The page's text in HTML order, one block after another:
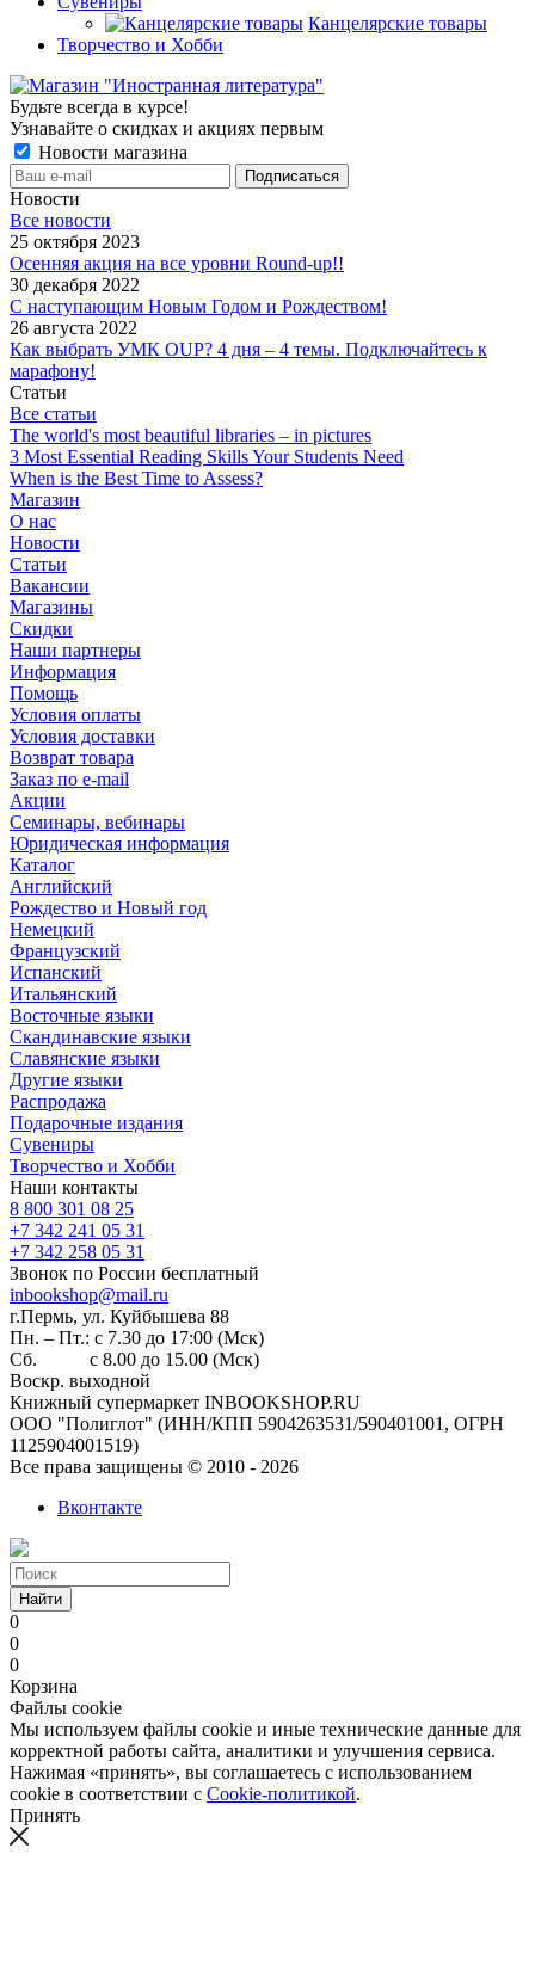
Канцелярские товары
Творчество и Хобби
Будьте всегда в курсе!
Узнавайте о скидках и акциях первым
Новости магазина
Новости
Все новости
25 октября 2023
Осенняя акция на все уровни Round-up!!
30 декабря 2022
С наступающим Новым Годом и Рождеством!
26 августа 2022
Как выбрать УМК OUP? 4 дня – 4 темы. Подключайтесь к
марафону!
Статьи
Все статьи
The world's most beautiful libraries – in pictures
3 Most Essential Reading Skills Your Students Need
When is the Best Time to Assess?
Магазин
О нас
Новости
Статьи
Вакансии
Магазины
Скидки
Наши партнеры
Информация
Помощь
Условия оплаты
Условия доставки
Возврат товара
Заказ по e-mail
Акции
Семинары, вебинары
Юридическая информация
Каталог
Английский
Рождество и Новый год
Немецкий
Французский
Испанский
Итальянский
Восточные языки
Скандинавские языки
Славянские языки
Другие языки
Распродажа
Подарочные издания
Сувениры
Творчество и Хобби
Наши контакты
8 800 301 08 25
+7 342 241 05 31
+7 342 258 05 31
Звонок по России бесплатный
inbookshop@mail.ru
г.Пермь, ул. Куйбышева 88
Пн. – Пт.: с 7.30 до 17:00 (Мск)
Сб. с 8.00 до 15.00 (Мск)
Воскр. выходной
Книжный супермаркет INBOOKSHOP.RU
ООО "Полиглот" (ИНН/КПП 5904263531/590401001, ОГРН
1125904001519)
Все права защищены © 2010 - 2026
Вконтакте
Найти
0
0
0
Корзина
Файлы cookie
Мы используем файлы cookie и иные технические данные для
корректной работы сайта, аналитики и улучшения сервиса.
Нажимая «принять», вы соглашаетесь с использованием
cookie в соответствии с Cookie-политикой.
Принять